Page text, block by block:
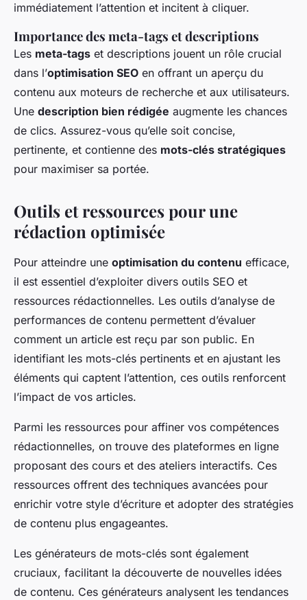
immédiatement l’attention et incitent à cliquer.
Importance des meta-tags et descriptions
Les meta-tags et descriptions jouent un rôle crucial
dans l’optimisation SEO en offrant un aperçu du
contenu aux moteurs de recherche et aux utilisateurs.
Une description bien rédigée augmente les chances
de clics. Assurez-vous qu’elle soit concise,
pertinente, et contienne des mots-clés stratégiques
pour maximiser sa portée.
Outils et ressources pour une
rédaction optimisée
Pour atteindre une optimisation du contenu efficace,
il est essentiel d’exploiter divers outils SEO et
ressources rédactionnelles. Les outils d’analyse de
performances de contenu permettent d’évaluer
comment un article est reçu par son public. En
identifiant les mots-clés pertinents et en ajustant les
éléments qui captent l’attention, ces outils renforcent
l’impact de vos articles.
Parmi les ressources pour affiner vos compétences
rédactionnelles, on trouve des plateformes en ligne
proposant des cours et des ateliers interactifs. Ces
ressources offrent des techniques avancées pour
enrichir votre style d’écriture et adopter des stratégies
de contenu plus engageantes.
Les générateurs de mots-clés sont également
cruciaux, facilitant la découverte de nouvelles idées
de contenu. Ces générateurs analysent les tendances